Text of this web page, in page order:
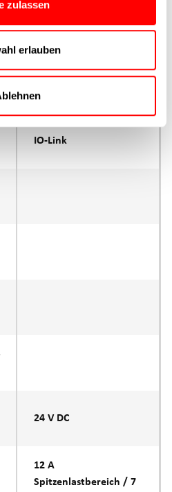
zulassen
erlauben
500N
IO-Link
24 V DC
12 A
Spitzenlastbereich / 7